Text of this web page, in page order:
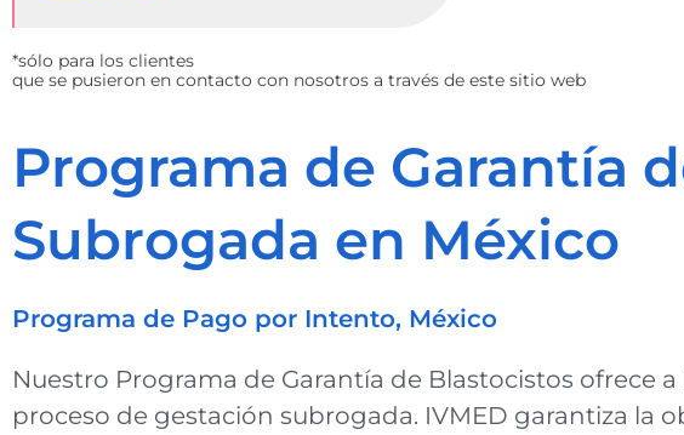
*sólo para los clientes
que se pusieron en contacto con nosotros a través de este sitio web
Programa de Garantía
Subrogada en México
Programa de Pago por Intento, México
Nuestro Programa de Garantía de Blastocistos ofrece
proceso de gestación subrogada. IVMED garantiza la